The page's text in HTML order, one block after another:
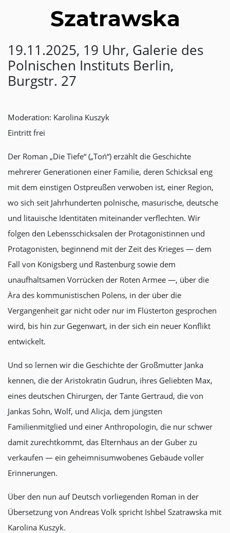
Szatrawska
19.11.2025, 19 Uhr, Galerie des
Polnischen Instituts Berlin,
Burgstr. 27
Moderation: Karolina Kuszyk
Eintritt frei
Der Roman „Die Tiefe“ („Toń“) erzählt die Geschichte
mehrerer Generationen einer Familie, deren Schicksal eng
mit dem einstigen Ostpreußen verwoben ist, einer Region,
wo sich seit Jahrhunderten polnische, masurische, deutsche
und litauische Identitäten miteinander verflechten. Wir
folgen den Lebensschicksalen der Protagonistinnen und
Protagonisten, beginnend mit der Zeit des Krieges — dem
Fall von Königsberg und Rastenburg sowie dem
unaufhaltsamen Vorrücken der Roten Armee —, über die
Ära des kommunistischen Polens, in der über die
Vergangenheit gar nicht oder nur im Flüsterton gesprochen
wird, bis hin zur Gegenwart, in der sich ein neuer Konflikt
entwickelt.
Und so lernen wir die Geschichte der Großmutter Janka
kennen, die der Aristokratin Gudrun, ihres Geliebten Max,
eines deutschen Chirurgen, der Tante Gertraud, die von
Jankas Sohn, Wolf, und Alicja, dem jüngsten
Familienmitglied und einer Anthropologin, die nur schwer
damit zurechtkommt, das Elternhaus an der Guber zu
verkaufen — ein geheimnisumwobenes Gebäude voller
Erinnerungen.
Über den nun auf Deutsch vorliegenden Roman in der
Übersetzung von Andreas Volk spricht Ishbel Szatrawska mit
Karolina Kuszyk.